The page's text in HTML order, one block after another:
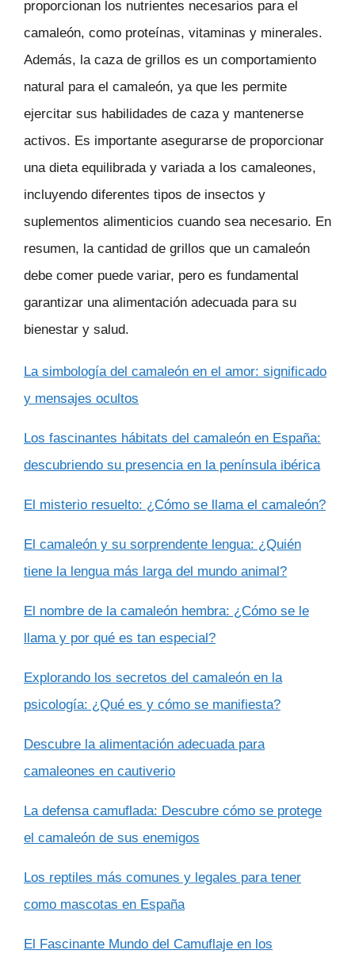
proporcionan los nutrientes necesarios para el
camaleón, como proteínas, vitaminas y minerales.
Además, la caza de grillos es un comportamiento
natural para el camaleón, ya que les permite
ejercitar sus habilidades de caza y mantenerse
activos. Es importante asegurarse de proporcionar
una dieta equilibrada y variada a los camaleones,
incluyendo diferentes tipos de insectos y
suplementos alimenticios cuando sea necesario. En
resumen, la cantidad de grillos que un camaleón
debe comer puede variar, pero es fundamental
garantizar una alimentación adecuada para su
bienestar y salud.
La simbología del camaleón en el amor: significado
y mensajes ocultos
Los fascinantes hábitats del camaleón en España:
descubriendo su presencia en la península ibérica
El misterio resuelto: ¿Cómo se llama el camaleón?
El camaleón y su sorprendente lengua: ¿Quién
tiene la lengua más larga del mundo animal?
El nombre de la camaleón hembra: ¿Cómo se le
llama y por qué es tan especial?
Explorando los secretos del camaleón en la
psicología: ¿Qué es y cómo se manifiesta?
Descubre la alimentación adecuada para
camaleones en cautiverio
La defensa camuflada: Descubre cómo se protege
el camaleón de sus enemigos
Los reptiles más comunes y legales para tener
como mascotas en España
El Fascinante Mundo del Camuflaje en los